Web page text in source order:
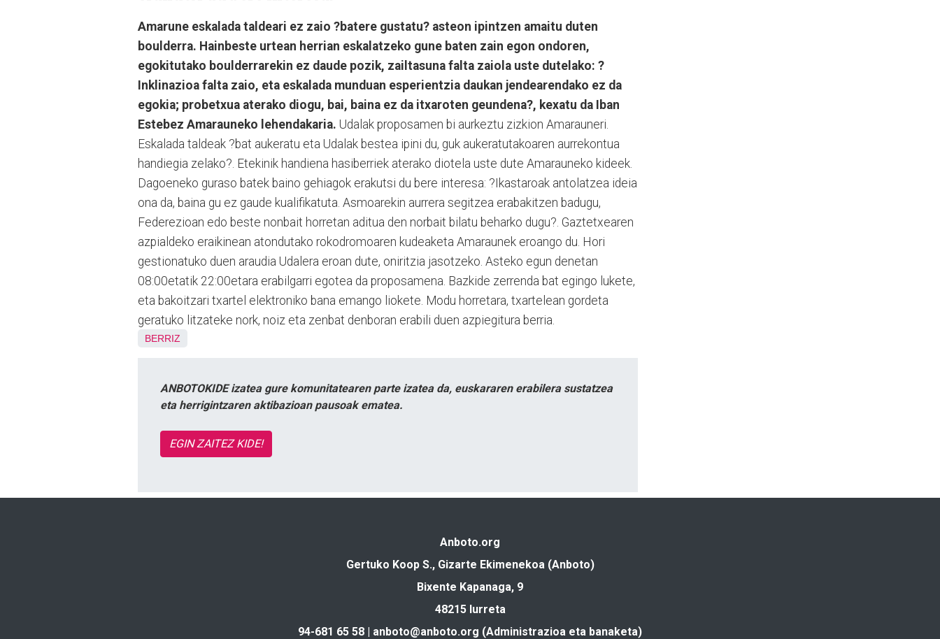
Amarune eskalada taldeari ez zaio ?batere gustatu? asteon ipintzen amaitu duten
boulderra. Hainbeste urtean herrian eskalatzeko gune baten zain egon ondoren,
egokitutako boulderrarekin ez daude pozik, zailtasuna falta zaiola uste dutelako: ?
Inklinazioa falta zaio, eta eskalada munduan esperientzia daukan jendearendako ez da
egokia; probetxua aterako diogu, bai, baina ez da itxaroten geundena?, kexatu da Iban
Estebez Amarauneko lehendakaria. Udalak proposamen bi aurkeztu zizkion Amarauneri.
Eskalada taldeak ?bat aukeratu eta Udalak bestea ipini du, guk aukeratutakoaren aurrekontua
handiegia zelako?. Etekinik handiena hasiberriek aterako diotela uste dute Amarauneko kideek.
Dagoeneko guraso batek baino gehiagok erakutsi du bere interesa: ?Ikastaroak antolatzea ideia
ona da, baina gu ez gaude kualifikatuta. Asmoarekin aurrera segitzea erabakitzen badugu,
Federezioan edo beste nonbait horretan aditua den norbait bilatu beharko dugu?. Gaztetxearen
azpialdeko eraikinean atondutako rokodromoaren kudeaketa Amaraunek eroango du. Hori
gestionatuko duen araudia Udalera eroan dute, oniritzia jasotzeko. Asteko egun denetan
08:00etatik 22:00etara erabilgarri egotea da proposamena. Bazkide zerrenda bat egingo lukete,
eta bakoitzari txartel elektroniko bana emango liokete. Modu horretara, txartelean gordeta
geratuko litzateke nork, noiz eta zenbat denboran erabili duen azpiegitura berria.
BERRIZ
ANBOTOKIDE izatea gure komunitatearen parte izatea da, euskararen erabilera sustatzea
eta herrigintzaren aktibazioan pausoak ematea.
EGIN ZAITEZ KIDE!
Anboto.org
Gertuko Koop S., Gizarte Ekimenekoa (Anboto)
Bixente Kapanaga, 9
48215 Iurreta
94-681 65 58 | anboto@anboto.org (Administrazioa eta banaketa)